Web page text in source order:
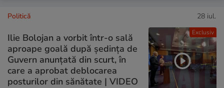
Exclusiv
Politică 28 iul.
Ilie Bolojan a vorbit într-o sală
aproape goală după ședința de
Guvern anunțată din scurt, în
care a aprobat deblocarea
posturilor din sănătate | VIDEO